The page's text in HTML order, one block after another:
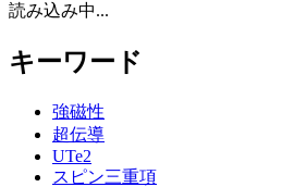
読み込み中...
キーワード
強磁性
超伝導
UTe2
スピン三重項